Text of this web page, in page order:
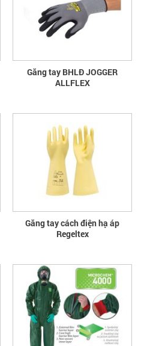
Găng tay BHLĐ JOGGER
ALLFLEX
Găng tay cách điện hạ áp
Regeltex